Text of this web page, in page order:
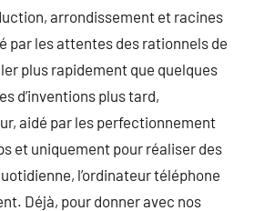
arrondissement et racines
par les attentes des rationnels de
plus rapidement que quelques
d’inventions plus tard,
aidé par les perfectionnement
et uniquement pour réaliser des
l’ordinateur téléphone
Déjà, pour donner avec nos